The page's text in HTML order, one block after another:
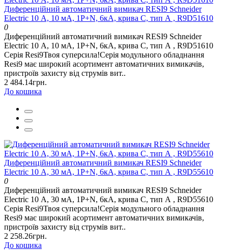
Диференційний автоматичний вимикач RESI9 Schneider
Electric 10 А, 10 мA, 1P+N, 6кA, крива С, тип А , R9D51610
0
Диференційний автоматичний вимикач RESI9 Schneider
Electric 10 А, 10 мA, 1P+N, 6кA, крива С, тип А , R9D51610
Серія Resi9Твоя суперсила!Серія модульного обладнання
Resi9 має широкий асортимент автоматичних вимикачів,
пристроїв захисту від струмів вит..
2 484.14грн.
До кошика
Диференційний автоматичний вимикач RESI9 Schneider
Electric 10 А, 30 мA, 1P+N, 6кA, крива С, тип А , R9D55610
0
Диференційний автоматичний вимикач RESI9 Schneider
Electric 10 А, 30 мA, 1P+N, 6кA, крива С, тип А , R9D55610
Серія Resi9Твоя суперсила!Серія модульного обладнання
Resi9 має широкий асортимент автоматичних вимикачів,
пристроїв захисту від струмів вит..
2 258.26грн.
До кошика